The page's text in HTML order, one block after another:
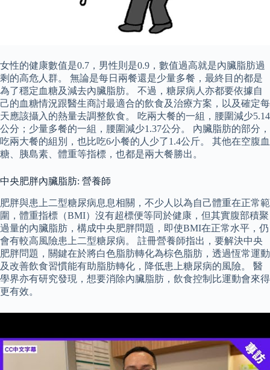
女性的健康數值是0.7，男性則是0.9，數值過高就是內臟脂肪過
剩的高危人群。 無論是每日兩餐還是少量多餐，最終目的都是
為了穩定血糖及減去內臟脂肪。 不過，糖尿病人亦都要依據自
己的血糖情況跟醫生商討最適合的飲食及治療方案，以及確定每
天應該攝入的熱量去調整飲食。 吃兩大餐的一組，腰圍減少5.14
公分；少量多餐的一組，腰圍減少1.37公分。 內臟脂肪的部分，
吃兩大餐的組別，也比吃6小餐的人少了1.4公斤。 其他在空腹血
糖、胰島素、體重等指標，也都是兩大餐勝出。
中央肥胖內臟脂肪: 營養師
肥胖與患上二型糖尿病息息相關，不少人以為自己體重在正常範
圍，體重指標（BMI）沒有超標便等同於健康，但其實腹部積聚
過量的內臟脂肪，構成中央肥胖問題，即使BMI在正常水平，仍
會有較高風險患上二型糖尿病。 註冊營養師指出，要解決中央
肥胖問題，關鍵在於將白色脂肪轉化為棕色脂肪，透過恆常運動
及改善飲食習慣能有助脂肪轉化，降低患上糖尿病的風險。 醫
學界亦有研究發現，想要消除內臟脂肪，飲食控制比運動會來得
更有效。